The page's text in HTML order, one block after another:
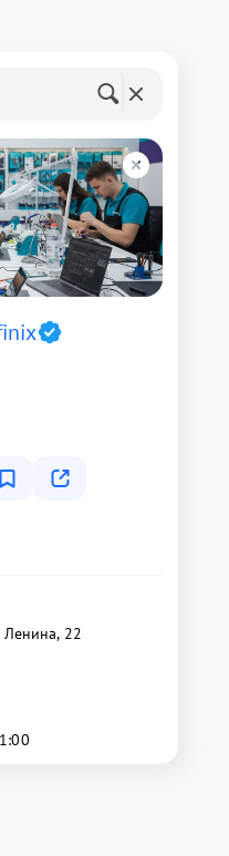
Ленина, 22